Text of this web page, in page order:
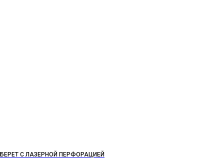
БЕРЕТ С ЛАЗЕРНОЙ ПЕРФОРАЦИЕЙ